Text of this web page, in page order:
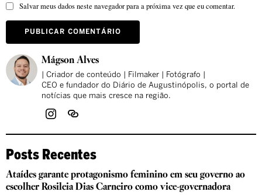
Salvar meus dados neste navegador para a próxima vez que eu comentar.
Mágson Alves
| Criador de conteúdo | Filmaker | Fotógrafo |
CEO e fundador do Diário de Augustinópolis, o portal de
notícias que mais cresce na região.
Posts Recentes
Ataídes garante protagonismo feminino em seu governo ao
escolher Rosileia Dias Carneiro como vice-governadora